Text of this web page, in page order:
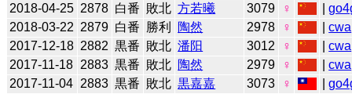
2018-04-25 2878 白番 敗北 方若曦 3079 ♀ |
2018-03-22 2879 白番 勝利 陶然 2978 ♀ |cwa
2017-12-18 2882 黒番 敗北 潘阳 3012 ♀ |cwa
2017-11-18 2883 黒番 敗北 陶然 2979 ♀ |cwa
2017-11-04 2883 黒番 敗北 黒嘉嘉 3073 ♀ |